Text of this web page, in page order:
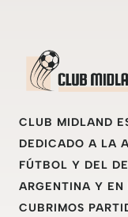
CLUB MIDLAND
DEDICADO A LA
FÚTBOL Y DEL
ARGENTINA Y EN
CUBRIMOS